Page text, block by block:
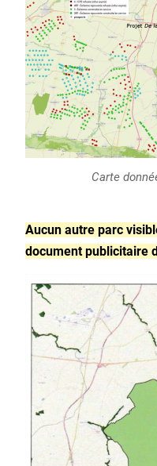
Carte
Aucun autre parc
document publicitaire